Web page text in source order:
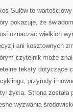
Sułów to
pokazuje, że
oznaczać wielkich
ani kosztownych
czytelnik może
teksty dotyczące
przyrody i
życia. Strona została
wyzwania